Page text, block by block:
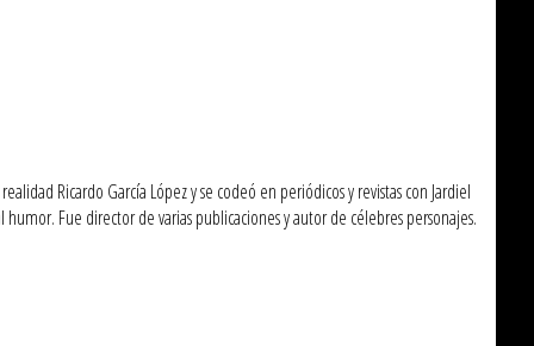
Ricardo García López y se codeó en periódicos y revistas con Jardiel
Fue director de varias publicaciones y autor de célebres personajes.